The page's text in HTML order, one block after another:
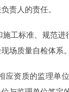
责人的责任。
标准、规范进
场质量自检体系。
质的监理单位